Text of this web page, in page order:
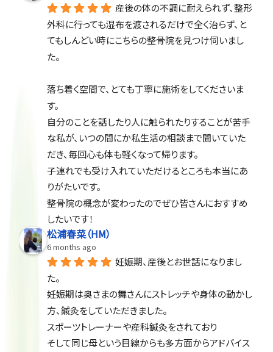
産後の体の不調に耐えられず、整形
外科に行っても湿布を渡されるだけで全く治らず、と
てもしんどい時にこちらの整骨院を見つけ伺いまし
た。
落ち着く空間で、とても丁寧に施術をしてくださいま
す。
自分のことを話したり人に触られたりすることが苦手
な私が、いつの間にか私生活の相談まで聞いていた
だき、毎回心も体も軽くなって帰ります。
子連れでも受け入れていただけるところも本当にあ
りがたいです。
整骨院の概念が変わったのでぜひ皆さんにおすすめ
したいです！
松浦春菜（HM）
6 months ago
妊娠期、産後とお世話になりまし
た。
妊娠期は奥さまの舞さんにストレッチや身体の動かし
方、鍼灸をしていただきました。
スポーツトレーナーや産科鍼灸をされており
そして同じ母という目線からも多方面からアドバイス